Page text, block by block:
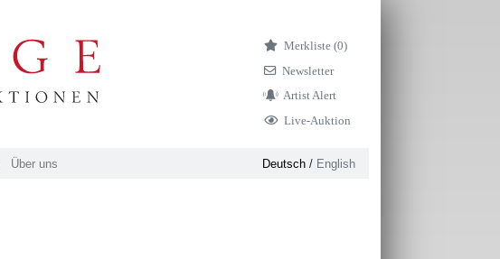
Merkliste (0)
Newsletter
Artist Alert
Live-Auktion
Über uns Deutsch/ English